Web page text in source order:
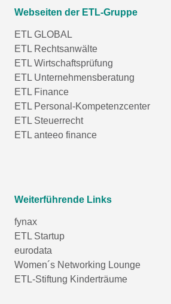
Webseiten der ETL-Gruppe
ETL GLOBAL
ETL Rechtsanwälte
ETL Wirtschaftsprüfung
ETL Unternehmensberatung
ETL Finance
ETL Personal-Kompetenzcenter
ETL Steuerrecht
ETL anteeo finance
Weiterführende Links
fynax
ETL Startup
eurodata
Women´s Networking Lounge
ETL-Stiftung Kinderträume